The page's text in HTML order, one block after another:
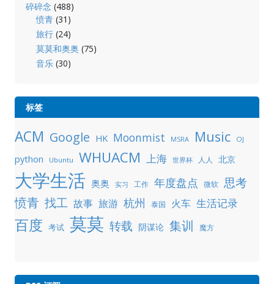
碎碎念 (488)
愤青 (31)
旅行 (24)
莫莫和奥奥 (75)
音乐 (30)
标签
ACM Google HK Moonmist MSRA Music OJ
python Ubuntu WHUACM 上海 世界杯 人人 北京
大学生活 奥奥 实习 工作 年度盘点 微软 思考
愤青 找工 故事 旅游 杭州 泰国 火车 生活记录
百度 考试 莫莫 转载 阴谋论 集训 魔方